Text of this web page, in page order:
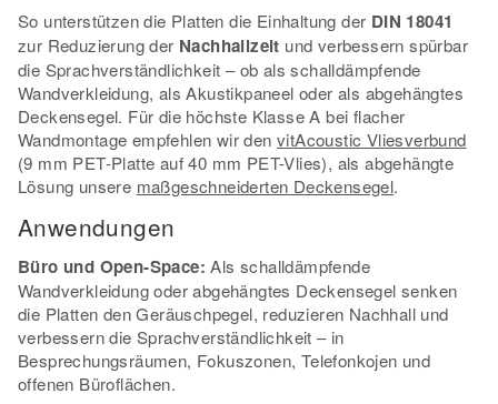
So unterstützen die Platten die Einhaltung der DIN 18041
zur Reduzierung der Nachhallzeit und verbessern spürbar
die Sprachverständlichkeit – ob als schalldämpfende
Wandverkleidung, als Akustikpaneel oder als abgehängtes
Deckensegel. Für die höchste Klasse A bei flacher
Wandmontage empfehlen wir den vitAcoustic Vliesverbund
(9 mm PET-Platte auf 40 mm PET-Vlies), als abgehängte
Lösung unsere maßgeschneiderten Deckensegel.
Anwendungen
Büro und Open-Space: Als schalldämpfende
Wandverkleidung oder abgehängtes Deckensegel senken
die Platten den Geräuschpegel, reduzieren Nachhall und
verbessern die Sprachverständlichkeit – in
Besprechungsräumen, Fokuszonen, Telefonkojen und
offenen Büroflächen.